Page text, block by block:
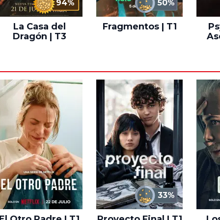
94%
La Casa del
Dragón | T3
50%
Fragmentos | T1
33%